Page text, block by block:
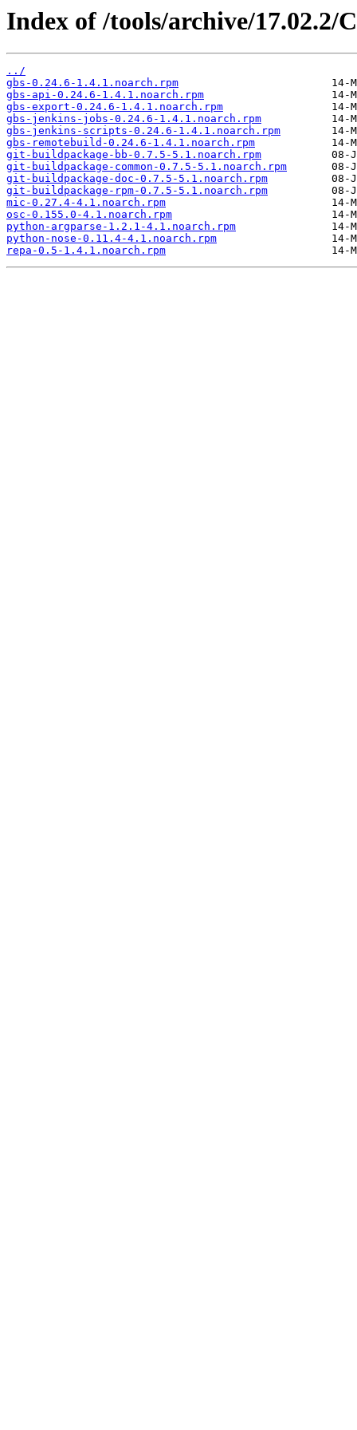
Index of /tools/archive/17.02.2/
../
gbs-0.24.6-1.4.1.noarch.rpm
gbs-api-0.24.6-1.4.1.noarch.rpm
gbs-export-0.24.6-1.4.1.noarch.rpm
gbs-jenkins-jobs-0.24.6-1.4.1.noarch.rpm
gbs-jenkins-scripts-0.24.6-1.4.1.noarch.rpm
gbs-remotebuild-0.24.6-1.4.1.noarch.rpm
git-buildpackage-bb-0.7.5-5.1.noarch.rpm
git-buildpackage-common-0.7.5-5.1.noarch.rpm
git-buildpackage-doc-0.7.5-5.1.noarch.rpm
git-buildpackage-rpm-0.7.5-5.1.noarch.rpm
mic-0.27.4-4.1.noarch.rpm
osc-0.155.0-4.1.noarch.rpm
python-argparse-1.2.1-4.1.noarch.rpm
python-nose-0.11.4-4.1.noarch.rpm
repa-0.5-1.4.1.noarch.rpm